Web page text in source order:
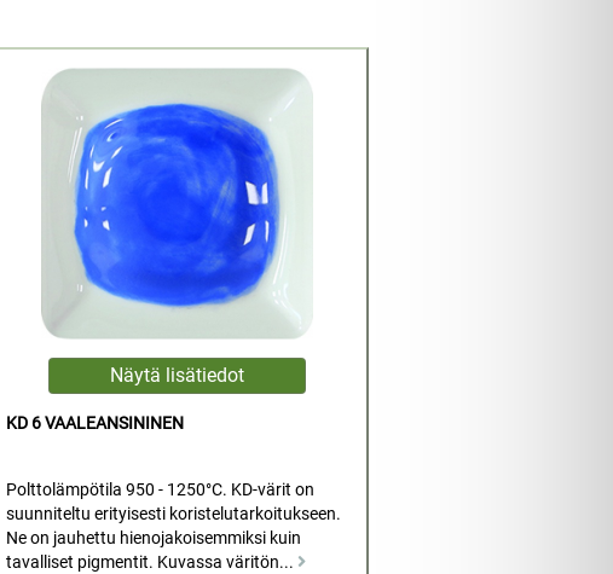
KD 6 VAALEANSININEN
Polttolämpötila 950 - 1250°C. KD-värit on
suunniteltu erityisesti koristelutarkoitukseen.
Ne on jauhettu hienojakoisemmiksi kuin
tavalliset pigmentit. Kuvassa väritön...